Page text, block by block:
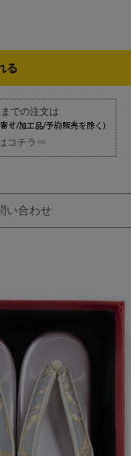
る
コチラ⇒
い合わせ